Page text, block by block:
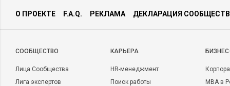
О ПРОЕКТЕ F.A.Q. РЕКЛАМА ДЕКЛАРАЦИЯ
CООБЩЕСТВО
Лица Сообщества
Лига экспертов
КАРЬЕРА
HR-менеджмент
Поиск работы
MBA в